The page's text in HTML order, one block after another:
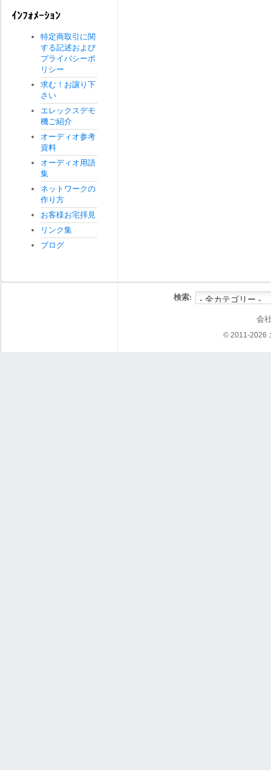
ｲﾝﾌｫﾒｰｼｮﾝ
特定商取引に関
する記述および
プライバシーポ
リシー
求む！お譲り下
さい
エレックスデモ
機ご紹介
オーディオ参考
資料
オーディオ用語
集
ネットワークの
作り方
お客様お宅拝見
リンク集
ブログ
検索:
会
© 2011-2026